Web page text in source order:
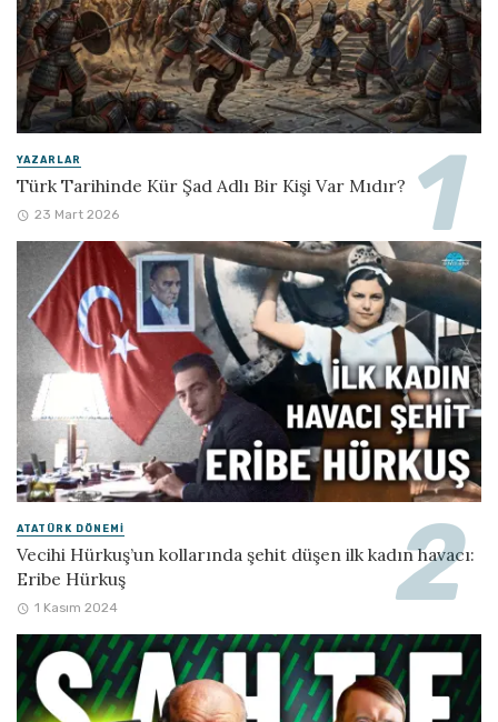
YAZARLAR
Türk Tarihinde Kür Şad Adlı Bir Kişi Var Mıdır?
23 Mart 2026
ATATÜRK DÖNEMI
Vecihi Hürkuş’un kollarında şehit düşen ilk kadın havacı:
Eribe Hürkuş
1 Kasım 2024